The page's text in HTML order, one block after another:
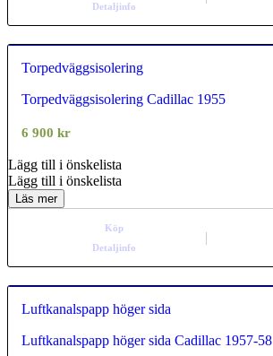
Detaljinfo
Torpedväggsisolering
Torpedväggsisolering Cadillac 1955
6 900 kr
Lägg till i önskelista
Lägg till i önskelista
Läs mer
Köp
Detaljinfo
Luftkanalspapp höger sida
Luftkanalspapp höger sida Cadillac 1957-58